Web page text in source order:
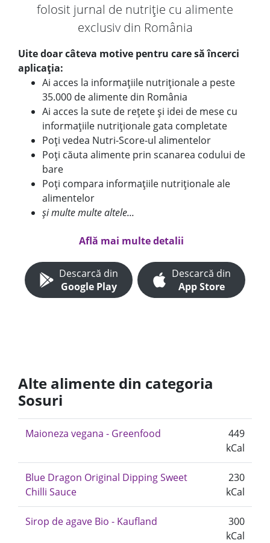
folosit jurnal de nutriție cu alimente
exclusiv din România
Uite doar câteva motive pentru care să încerci
aplicația:
Ai acces la informațiile nutriționale a peste
35.000 de alimente din România
Ai acces la sute de rețete și idei de mese cu
informațiile nutriționale gata completate
Poți vedea Nutri-Score-ul alimentelor
Poți căuta alimente prin scanarea codului de
bare
Poți compara informațiile nutriționale ale
alimentelor
și multe multe altele...
Află mai multe detalii
Descarcă din
Google Play
Descarcă din
App Store
Alte alimente din categoria
Sosuri
Maioneza vegana - Greenfood
449
kCal
Blue Dragon Original Dipping Sweet
Chilli Sauce
230
kCal
Sirop de agave Bio - Kaufland
300
kCal